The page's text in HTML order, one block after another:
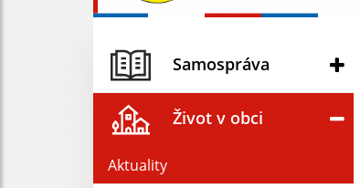
Samospráva
Život v obci
Aktuality